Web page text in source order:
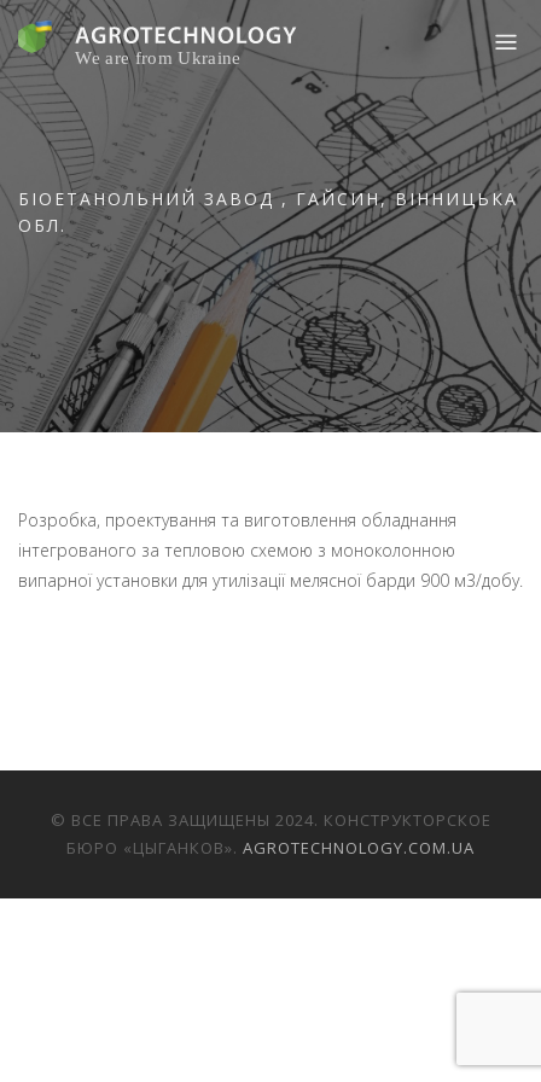
Skip
to
content
БІОЕТАНОЛЬНИЙ ЗАВОД , ГАЙСИН, ВІННИЦЬКА
ОБЛ.
Розробка, проектування та виготовлення обладнання
інтегрованого за тепловою схемою з моноколонною
випарної установки для утилізації мелясної барди 900 м3/добу.
© ВСЕ ПРАВА ЗАЩИЩЕНЫ 2024. КОНСТРУКТОРСКОЕ
БЮРО «ЦЫГАНКОВ». AGROTECHNOLOGY.COM.UA